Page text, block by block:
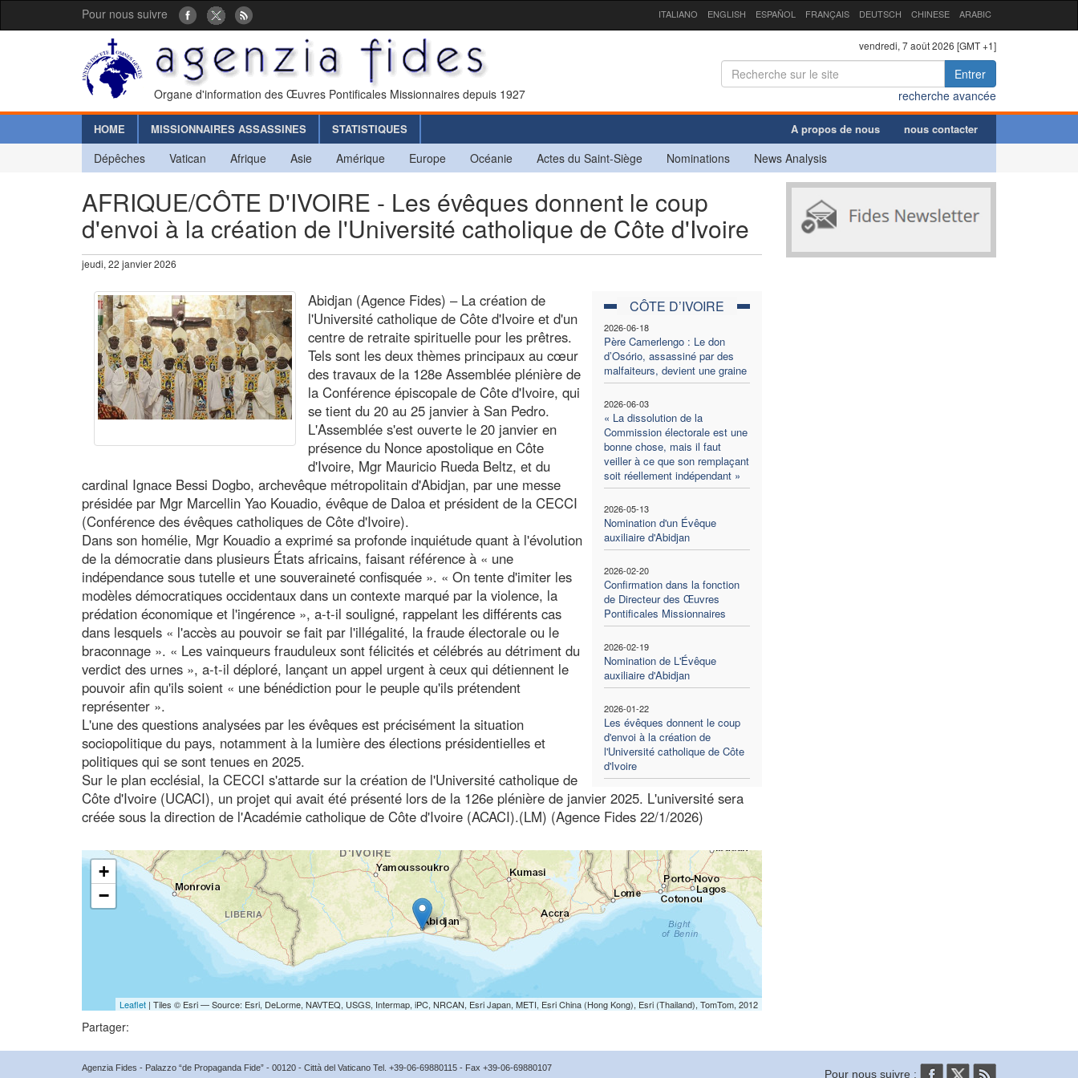
Pour nous suivre ITALIANO ENGLISH ESPAÑOL FRANÇAIS DEUTSCH CHINESE ARABIC
Organe d'information des Œuvres Pontificales Missionnaires depuis 1927
vendredi, 7 août 2026 [GMT +1]
Entrer
recherche avancée
HOME MISSIONNAIRES ASSASSINES STATISTIQUES A propos de nous nous contacter
Dépêches Vatican Afrique Asie Amérique Europe Océanie Actes du Saint-Siège Nominations News Analysis
AFRIQUE/CÔTE D'IVOIRE - Les évêques donnent le coup
d'envoi à la création de l'Université catholique de Côte d'Ivoire
jeudi, 22 janvier 2026
CÔTE D’IVOIRE
2026-06-18
Père Camerlengo : Le don
d’Osório, assassiné par des
malfaiteurs, devient une graine
2026-06-03
« La dissolution de la
Commission électorale est une
bonne chose, mais il faut
veiller à ce que son remplaçant
soit réellement indépendant »
2026-05-13
Nomination d'un Évêque
auxiliaire d'Abidjan
2026-02-20
Confirmation dans la fonction
de Directeur des Œuvres
Pontificales Missionnaires
2026-02-19
Nomination de L'Évêque
auxiliaire d'Abidjan
2026-01-22
Les évêques donnent le coup
d'envoi à la création de
l'Université catholique de Côte
d'Ivoire
Abidjan (Agence Fides) – La création de
l'Université catholique de Côte d'Ivoire et d'un
centre de retraite spirituelle pour les prêtres.
Tels sont les deux thèmes principaux au cœur
des travaux de la 128e Assemblée plénière de
la Conférence épiscopale de Côte d'Ivoire, qui
se tient du 20 au 25 janvier à San Pedro.
L'Assemblée s'est ouverte le 20 janvier en
présence du Nonce apostolique en Côte
d'Ivoire, Mgr Mauricio Rueda Beltz, et du
cardinal Ignace Bessi Dogbo, archevêque métropolitain d'Abidjan, par une messe
présidée par Mgr Marcellin Yao Kouadio, évêque de Daloa et président de la CECCI
(Conférence des évêques catholiques de Côte d'Ivoire).
Dans son homélie, Mgr Kouadio a exprimé sa profonde inquiétude quant à l'évolution
de la démocratie dans plusieurs États africains, faisant référence à « une
indépendance sous tutelle et une souveraineté confisquée ». « On tente d'imiter les
modèles démocratiques occidentaux dans un contexte marqué par la violence, la
prédation économique et l'ingérence », a-t-il souligné, rappelant les différents cas
dans lesquels « l'accès au pouvoir se fait par l'illégalité, la fraude électorale ou le
braconnage ». « Les vainqueurs frauduleux sont félicités et célébrés au détriment du
verdict des urnes », a-t-il déploré, lançant un appel urgent à ceux qui détiennent le
pouvoir afin qu'ils soient « une bénédiction pour le peuple qu'ils prétendent
représenter ».
L'une des questions analysées par les évêques est précisément la situation
sociopolitique du pays, notamment à la lumière des élections présidentielles et
politiques qui se sont tenues en 2025.
Sur le plan ecclésial, la CECCI s'attarde sur la création de l'Université catholique de
Côte d'Ivoire (UCACI), un projet qui avait été présenté lors de la 126e plénière de janvier 2025. L'université sera
créée sous la direction de l'Académie catholique de Côte d'Ivoire (ACACI).(LM) (Agence Fides 22/1/2026)
+
−
Leaflet| Tiles © Esri — Source: Esri, DeLorme, NAVTEQ, USGS, Intermap, iPC, NRCAN, Esri Japan, METI, Esri China (Hong Kong), Esri (Thailand), TomTom, 2012
Partager:
Agenzia Fides - Palazzo “de Propaganda Fide” - 00120 - Città del Vaticano Tel. +39-06-69880115 - Fax +39-06-69880107 Pour nous suivre :